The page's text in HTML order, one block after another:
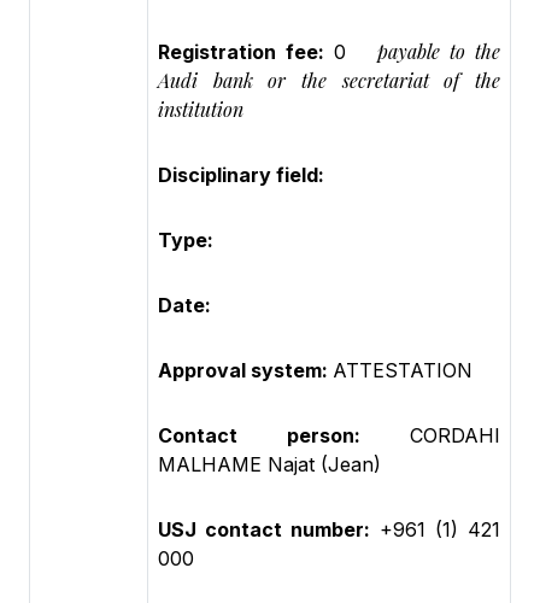
Registration fee: 0payable to the
Audi bank or the secretariat of the
institution
Disciplinary field:
Type:
Date:
Approval system: ATTESTATION
Contact person: CORDAHI
MALHAME Najat (Jean)
USJ contact number: +961 (1) 421
000